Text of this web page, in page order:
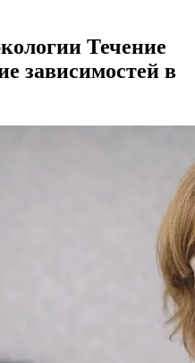
Течение
зависимостей в